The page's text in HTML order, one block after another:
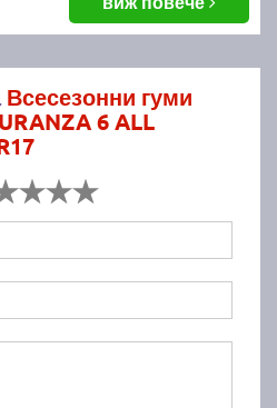
Всесезонни гуми
6 ALL